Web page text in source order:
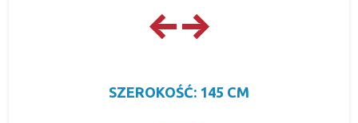
SZEROKOŚĆ: 145 CM